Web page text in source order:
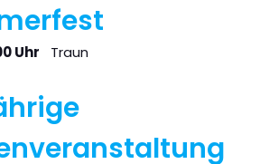
Uhr Traun